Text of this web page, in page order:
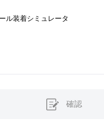
ル装着シミュレータ
確認